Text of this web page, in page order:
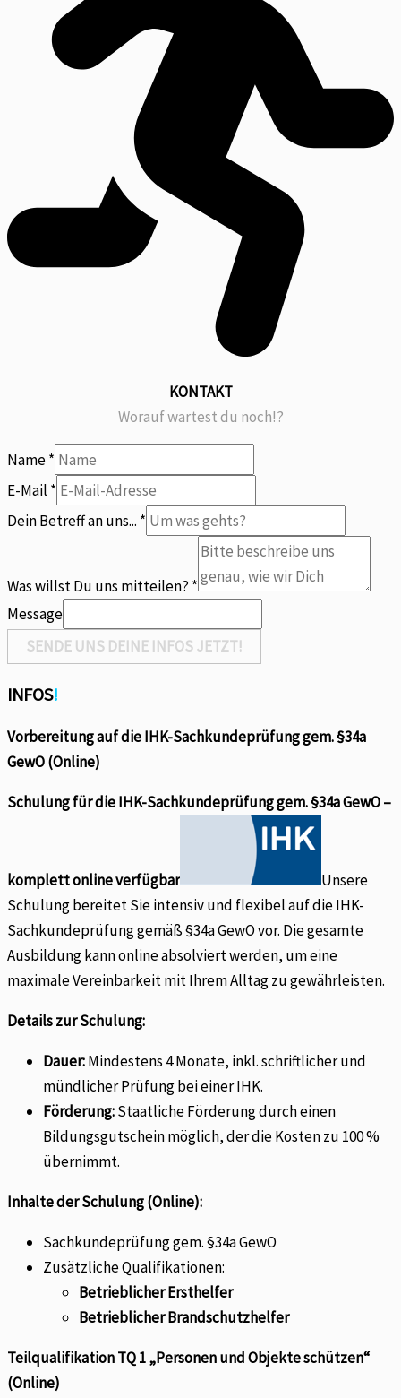
KONTAKT
Worauf wartest du noch!?
Name*
Du
uns...
E-Mail *
Dein Betreff an uns... *
Was willst Du uns mitteilen? *
Message
SENDE UNS DEINE INFOS JETZT!
INFOS!
Vorbereitung auf die IHK-Sachkundeprüfung gem. §34a
GewO (Online)
Schulung für die IHK-Sachkundeprüfung gem. §34a GewO –
komplett online verfügbar
Unsere
Schulung bereitet Sie intensiv und flexibel auf die IHK-
Sachkundeprüfung gemäß §34a GewO vor. Die gesamte
Ausbildung kann online absolviert werden, um eine
maximale Vereinbarkeit mit Ihrem Alltag zu gewährleisten.
Details zur Schulung:
Dauer:Mindestens 4 Monate, inkl. schriftlicher und
mündlicher Prüfung bei einer IHK.
Förderung:Staatliche Förderung durch einen
Bildungsgutschein möglich, der die Kosten zu 100 %
übernimmt.
Inhalte der Schulung (Online):
Sachkundeprüfung gem. §34a GewO
Zusätzliche Qualifikationen:
Betrieblicher Ersthelfer
Betrieblicher Brandschutzhelfer
Teilqualifikation TQ 1 „Personen und Objekte schützen“
(Online)